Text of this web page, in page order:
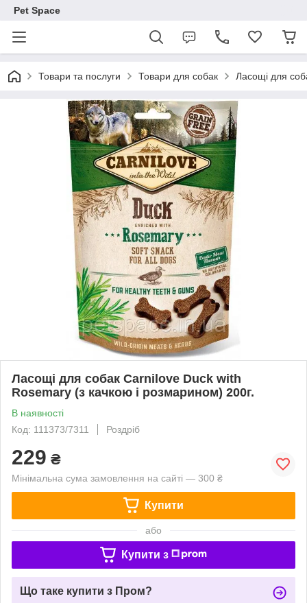
Pet Space
Товари та послуги Товари для собак Ласощі для
Ласощі для собак Carnilove Duck with
Rosemary (з качкою і розмарином) 200г.
В наявності
Код: 111373/7311
Роздріб
229 ₴
Мінімальна сума замовлення на сайті — 300 ₴
Купити
або
Купити з
Що таке купити з Пром?